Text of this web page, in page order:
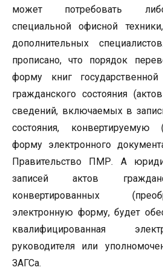
может потребовать
специальной офисной
дополнительных
прописано, что порядок
форму книг государственной
гражданского состояния
сведений, включаемых в
состояния, конвертируемую
форму электронного
Правительство ПМР. А
записей актов
конвертированных
электронную форму, будет
квалифицированная
руководителя или
ЗАГСа.